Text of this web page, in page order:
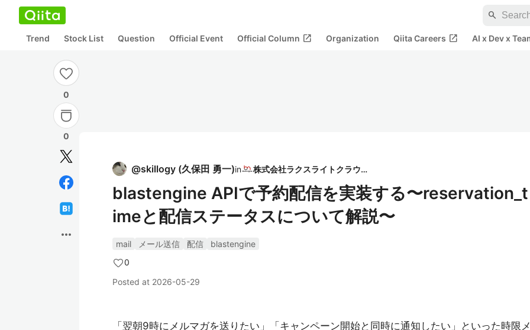
search
Trend Stock List Question Official Event Official Column open_in_new Organization Qiita Careers open_in_new AI x Dev x
0
0
more_horiz
@skillogy (久保田 勇一)in 株式会社ラクスライトクラウド
blastengine APIで予約配信を実装する〜reservation_t
imeと配信ステータスについて解説〜
mail メール送信 配信
blastengine
0
Posted at 2026-05-29
「翌朝9時にメルマガを送りたい」「キャンペーン開始と同時に通知したい」といった時限